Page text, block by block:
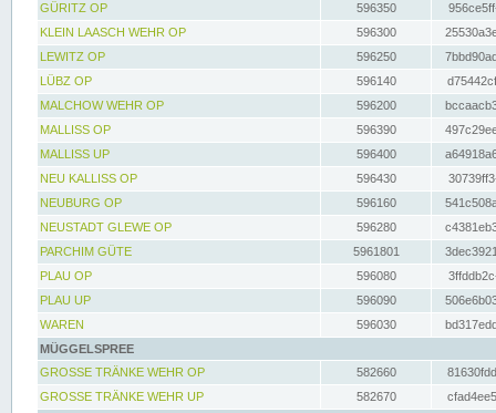
GÜRITZ OP
596350
KLEIN LAASCH WEHR OP
596300
LEWITZ OP
596250
LÜBZ OP
596140
MALCHOW WEHR OP
596200
MALLISS OP
596390
MALLISS UP
596400
NEU KALLISS OP
596430
NEUBURG OP
596160
NEUSTADT GLEWE OP
596280
PARCHIM GÜTE
5961801
PLAU OP
596080
PLAU UP
596090
WAREN
596030
MÜGGELSPREE
GROSSE TRÄNKE WEHR OP
582660
GROSSE TRÄNKE WEHR UP
582670